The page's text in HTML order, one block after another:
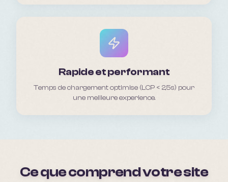
Rapide et performant
Temps de chargement optimise (LCP < 2,5s) pour
une meilleure experience.
Ce que comprend votre site